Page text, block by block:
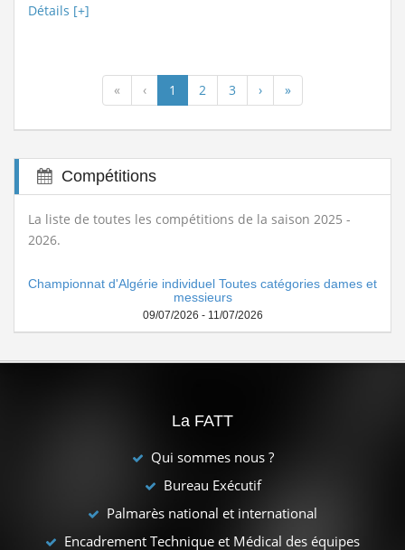
Détails [+]
« ‹ 1 2 3 › »
Compétitions
La liste de toutes les compétitions de la saison 2025 -
2026.
Championnat d'Algérie individuel Toutes catégories dames et
messieurs
09/07/2026 - 11/07/2026
La FATT
Qui sommes nous ?
Bureau Exécutif
Palmarès national et international
Encadrement Technique et Médical des équipes